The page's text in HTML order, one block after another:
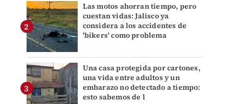
Las motos ahorran tiempo, pero
cuestan vidas: Jalisco ya
considera a los accidentes de
'bikers' como problema
Una casa protegida por cartones,
una vida entre adultos y un
embarazo no detectado a tiempo:
esto sabemos de l